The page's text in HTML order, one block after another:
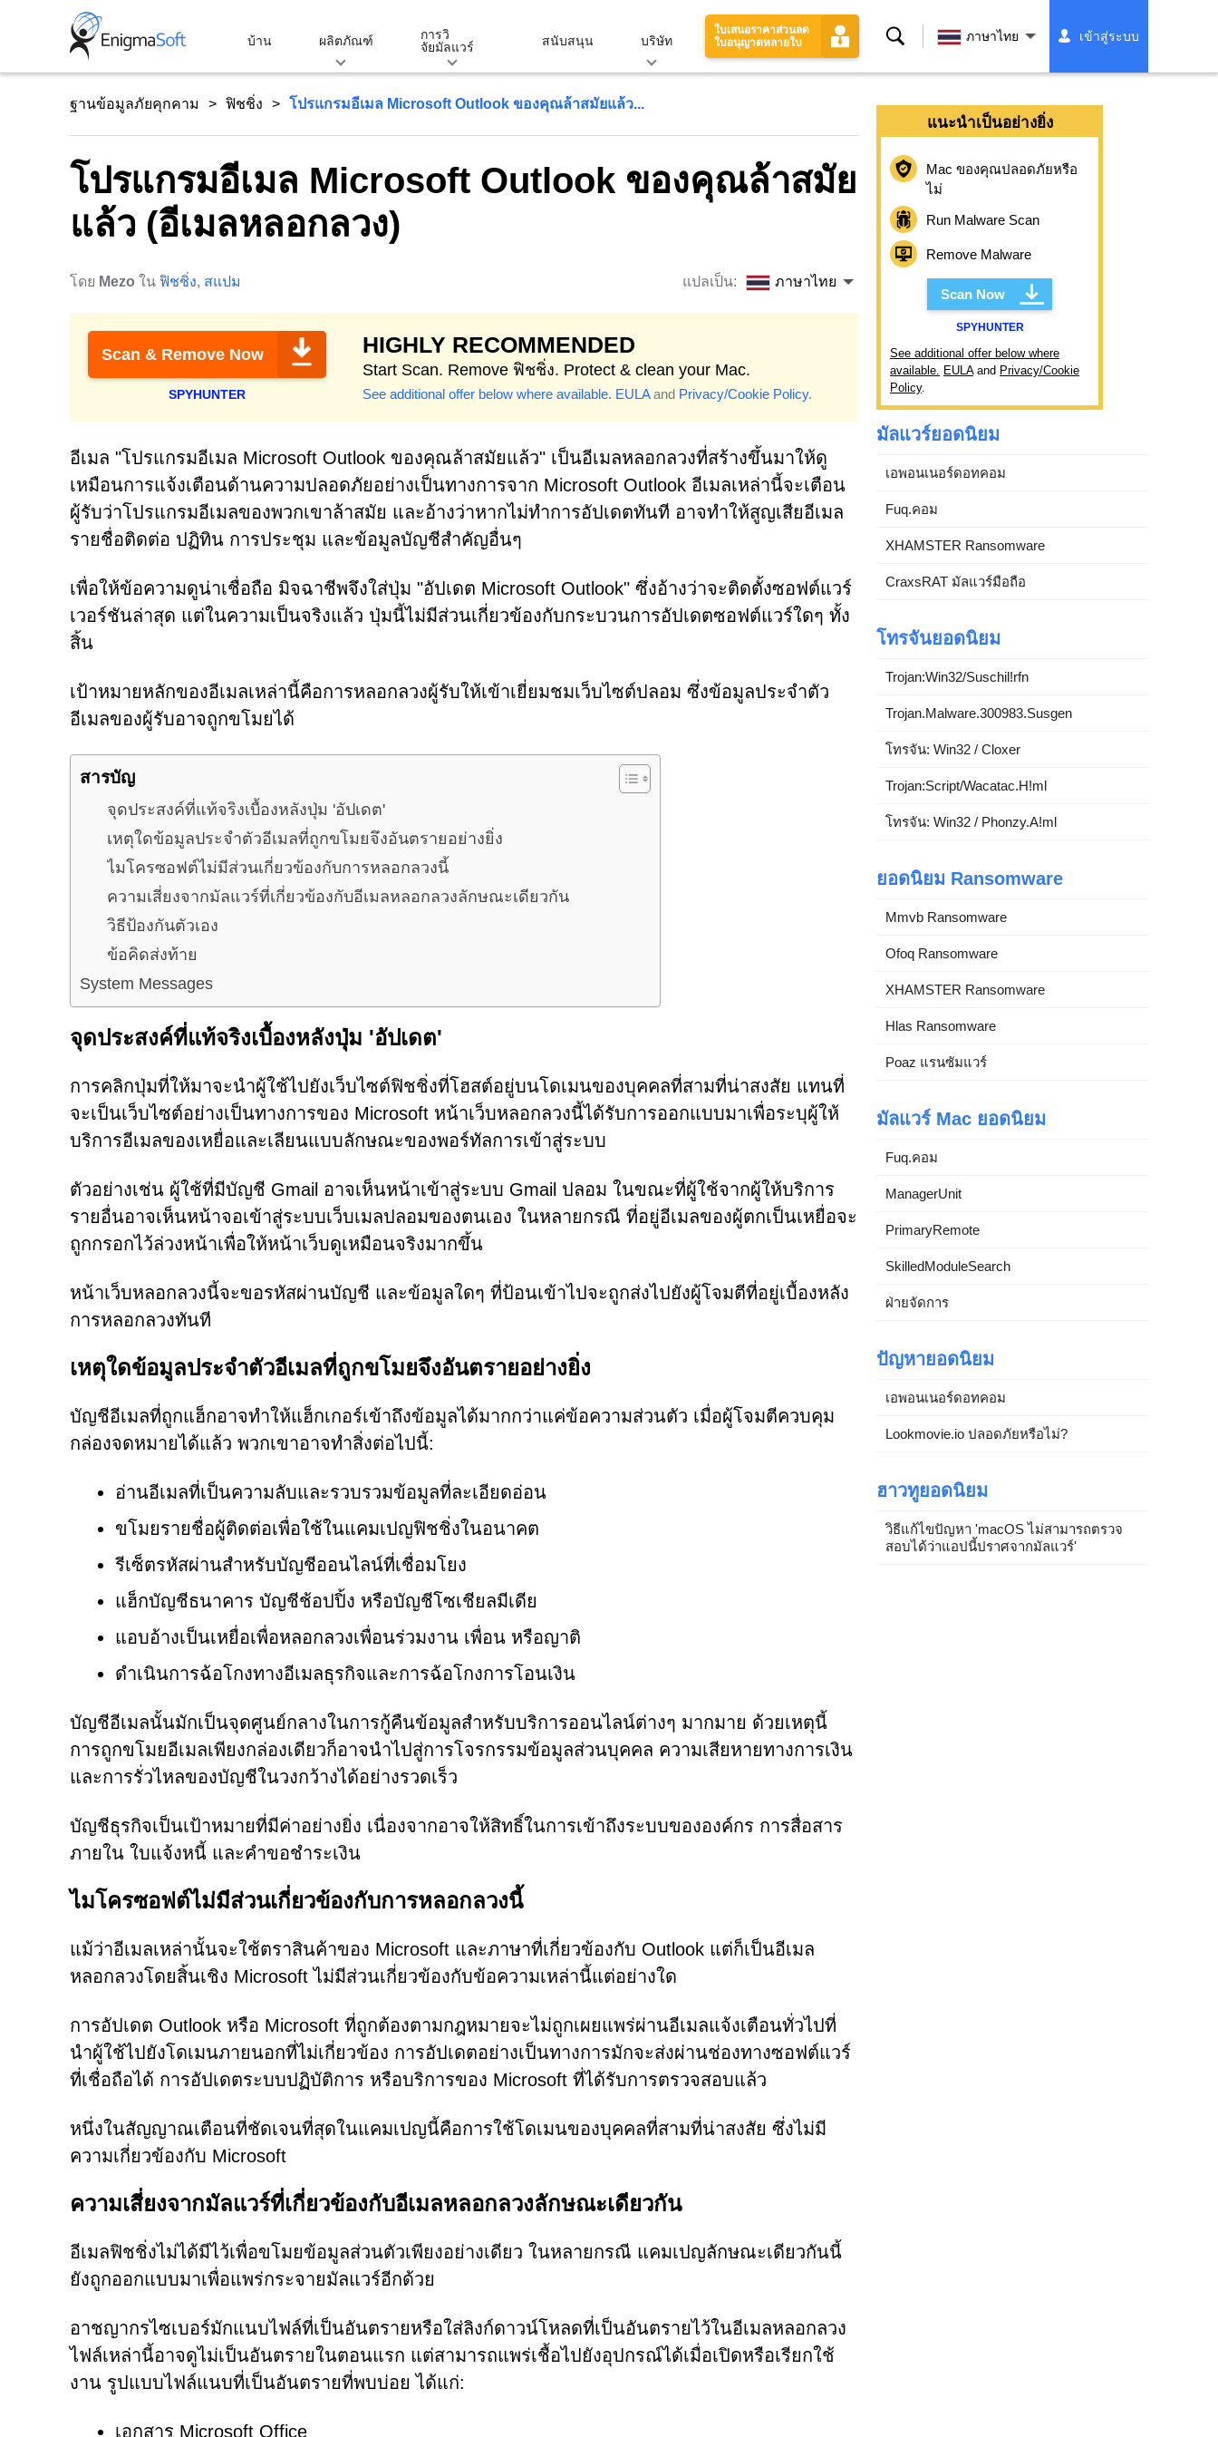
บ้าน ผลิตภัณฑ์
การวิ
จัยมัลแวร์
สนับสนุน บริษัท
ใบเสนอราคาส่วนลด
ใบอนุญาตหลายใบ
ค้นหา ภาษาไทย เข้าสู่ระบบ
ฐานข้อมูลภัยคุกคาม ฟิชชิ่ง โปรแกรมอีเมล Microsoft Outlook ของคุณล้าสมัยแล้ว...
โปรแกรมอีเมล Microsoft Outlook ของคุณล้าสมัย
แล้ว (อีเมลหลอกลวง)
โดย Mezo ใน ฟิชชิ่ง, สแปม แปลเป็น: ภาษาไทย
Scan & Remove Now
SPYHUNTER
HIGHLY RECOMMENDED
Start Scan. Remove ฟิชชิ่ง. Protect & clean your Mac.
See additional offer below where available. EULAand Privacy/Cookie Policy.
อีเมล "โปรแกรมอีเมล Microsoft Outlook ของคุณล้าสมัยแล้ว" เป็นอีเมลหลอกลวงที่สร้างขึ้นมาให้ดู
เหมือนการแจ้งเตือนด้านความปลอดภัยอย่างเป็นทางการจาก Microsoft Outlook อีเมลเหล่านี้จะเตือน
ผู้รับว่าโปรแกรมอีเมลของพวกเขาล้าสมัย และอ้างว่าหากไม่ทำการอัปเดตทันที อาจทำให้สูญเสียอีเมล
รายชื่อติดต่อ ปฏิทิน การประชุม และข้อมูลบัญชีสำคัญอื่นๆ
เพื่อให้ข้อความดูน่าเชื่อถือ มิจฉาชีพจึงใส่ปุ่ม "อัปเดต Microsoft Outlook" ซึ่งอ้างว่าจะติดตั้งซอฟต์แวร์
เวอร์ชันล่าสุด แต่ในความเป็นจริงแล้ว ปุ่มนี้ไม่มีส่วนเกี่ยวข้องกับกระบวนการอัปเดตซอฟต์แวร์ใดๆ ทั้ง
สิ้น
เป้าหมายหลักของอีเมลเหล่านี้คือการหลอกลวงผู้รับให้เข้าเยี่ยมชมเว็บไซต์ปลอม ซึ่งข้อมูลประจำตัว
อีเมลของผู้รับอาจถูกขโมยได้
สารบัญ
จุดประสงค์ที่แท้จริงเบื้องหลังปุ่ม 'อัปเดต'
เหตุใดข้อมูลประจำตัวอีเมลที่ถูกขโมยจึงอันตรายอย่างยิ่ง
ไมโครซอฟต์ไม่มีส่วนเกี่ยวข้องกับการหลอกลวงนี้
ความเสี่ยงจากมัลแวร์ที่เกี่ยวข้องกับอีเมลหลอกลวงลักษณะเดียวกัน
วิธีป้องกันตัวเอง
ข้อคิดส่งท้าย
System Messages
จุดประสงค์ที่แท้จริงเบื้องหลังปุ่ม 'อัปเดต'
การคลิกปุ่มที่ให้มาจะนำผู้ใช้ไปยังเว็บไซต์ฟิชชิ่งที่โฮสต์อยู่บนโดเมนของบุคคลที่สามที่น่าสงสัย แทนที่
จะเป็นเว็บไซต์อย่างเป็นทางการของ Microsoft หน้าเว็บหลอกลวงนี้ได้รับการออกแบบมาเพื่อระบุผู้ให้
บริการอีเมลของเหยื่อและเลียนแบบลักษณะของพอร์ทัลการเข้าสู่ระบบ
ตัวอย่างเช่น ผู้ใช้ที่มีบัญชี Gmail อาจเห็นหน้าเข้าสู่ระบบ Gmail ปลอม ในขณะที่ผู้ใช้จากผู้ให้บริการ
รายอื่นอาจเห็นหน้าจอเข้าสู่ระบบเว็บเมลปลอมของตนเอง ในหลายกรณี ที่อยู่อีเมลของผู้ตกเป็นเหยื่อจะ
ถูกกรอกไว้ล่วงหน้าเพื่อให้หน้าเว็บดูเหมือนจริงมากขึ้น
หน้าเว็บหลอกลวงนี้จะขอรหัสผ่านบัญชี และข้อมูลใดๆ ที่ป้อนเข้าไปจะถูกส่งไปยังผู้โจมตีที่อยู่เบื้องหลัง
การหลอกลวงทันที
เหตุใดข้อมูลประจำตัวอีเมลที่ถูกขโมยจึงอันตรายอย่างยิ่ง
บัญชีอีเมลที่ถูกแฮ็กอาจทำให้แฮ็กเกอร์เข้าถึงข้อมูลได้มากกว่าแค่ข้อความส่วนตัว เมื่อผู้โจมตีควบคุม
กล่องจดหมายได้แล้ว พวกเขาอาจทำสิ่งต่อไปนี้:
อ่านอีเมลที่เป็นความลับและรวบรวมข้อมูลที่ละเอียดอ่อน
ขโมยรายชื่อผู้ติดต่อเพื่อใช้ในแคมเปญฟิชชิ่งในอนาคต
รีเซ็ตรหัสผ่านสำหรับบัญชีออนไลน์ที่เชื่อมโยง
แฮ็กบัญชีธนาคาร บัญชีช้อปปิ้ง หรือบัญชีโซเชียลมีเดีย
แอบอ้างเป็นเหยื่อเพื่อหลอกลวงเพื่อนร่วมงาน เพื่อน หรือญาติ
ดำเนินการฉ้อโกงทางอีเมลธุรกิจและการฉ้อโกงการโอนเงิน
บัญชีอีเมลนั้นมักเป็นจุดศูนย์กลางในการกู้คืนข้อมูลสำหรับบริการออนไลน์ต่างๆ มากมาย ด้วยเหตุนี้
การถูกขโมยอีเมลเพียงกล่องเดียวก็อาจนำไปสู่การโจรกรรมข้อมูลส่วนบุคคล ความเสียหายทางการเงิน
และการรั่วไหลของบัญชีในวงกว้างได้อย่างรวดเร็ว
บัญชีธุรกิจเป็นเป้าหมายที่มีค่าอย่างยิ่ง เนื่องจากอาจให้สิทธิ์ในการเข้าถึงระบบขององค์กร การสื่อสาร
ภายใน ใบแจ้งหนี้ และคำขอชำระเงิน
ไมโครซอฟต์ไม่มีส่วนเกี่ยวข้องกับการหลอกลวงนี้
แม้ว่าอีเมลเหล่านั้นจะใช้ตราสินค้าของ Microsoft และภาษาที่เกี่ยวข้องกับ Outlook แต่ก็เป็นอีเมล
หลอกลวงโดยสิ้นเชิง Microsoft ไม่มีส่วนเกี่ยวข้องกับข้อความเหล่านี้แต่อย่างใด
การอัปเดต Outlook หรือ Microsoft ที่ถูกต้องตามกฎหมายจะไม่ถูกเผยแพร่ผ่านอีเมลแจ้งเตือนทั่วไปที่
นำผู้ใช้ไปยังโดเมนภายนอกที่ไม่เกี่ยวข้อง การอัปเดตอย่างเป็นทางการมักจะส่งผ่านช่องทางซอฟต์แวร์
ที่เชื่อถือได้ การอัปเดตระบบปฏิบัติการ หรือบริการของ Microsoft ที่ได้รับการตรวจสอบแล้ว
หนึ่งในสัญญาณเตือนที่ชัดเจนที่สุดในแคมเปญนี้คือการใช้โดเมนของบุคคลที่สามที่น่าสงสัย ซึ่งไม่มี
ความเกี่ยวข้องกับ Microsoft
ความเสี่ยงจากมัลแวร์ที่เกี่ยวข้องกับอีเมลหลอกลวงลักษณะเดียวกัน
อีเมลฟิชชิ่งไม่ได้มีไว้เพื่อขโมยข้อมูลส่วนตัวเพียงอย่างเดียว ในหลายกรณี แคมเปญลักษณะเดียวกันนี้
ยังถูกออกแบบมาเพื่อแพร่กระจายมัลแวร์อีกด้วย
อาชญากรไซเบอร์มักแนบไฟล์ที่เป็นอันตรายหรือใส่ลิงก์ดาวน์โหลดที่เป็นอันตรายไว้ในอีเมลหลอกลวง
ไฟล์เหล่านี้อาจดูไม่เป็นอันตรายในตอนแรก แต่สามารถแพร่เชื้อไปยังอุปกรณ์ได้เมื่อเปิดหรือเรียกใช้
งาน รูปแบบไฟล์แนบที่เป็นอันตรายที่พบบ่อย ได้แก่:
เอกสาร Microsoft Office
แนะนำเป็นอย่างยิ่ง
Mac ของคุณปลอดภัยหรือ
ไม่
Run Malware Scan
Remove Malware
Scan Now
SPYHUNTER
See additional offer below where
available. EULAand Privacy/Cookie
Policy.
มัลแวร์ยอดนิยม
เอพอนเนอร์ดอทคอม
Fuq.คอม
XHAMSTER Ransomware
CraxsRAT มัลแวร์มือถือ
โทรจันยอดนิยม
Trojan:Win32/Suschil!rfn
Trojan.Malware.300983.Susgen
โทรจัน: Win32 / Cloxer
Trojan:Script/Wacatac.H!ml
โทรจัน: Win32 / Phonzy.A!ml
ยอดนิยม Ransomware
Mmvb Ransomware
Ofoq Ransomware
XHAMSTER Ransomware
Hlas Ransomware
Poaz แรนซัมแวร์
มัลแวร์ Mac ยอดนิยม
Fuq.คอม
ManagerUnit
PrimaryRemote
SkilledModuleSearch
ฝ่ายจัดการ
ปัญหายอดนิยม
เอพอนเนอร์ดอทคอม
Lookmovie.io ปลอดภัยหรือไม่?
ฮาวทูยอดนิยม
วิธีแก้ไขปัญหา 'macOS ไม่สามารถตรวจ
สอบได้ว่าแอปนี้ปราศจากมัลแวร์'